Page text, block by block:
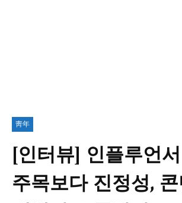
靑年
[인터뷰] 인플루언
주목보다 진정성,